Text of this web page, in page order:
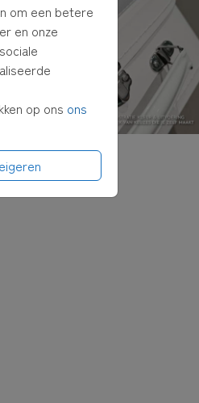
om een betere
en onze
op ons ons